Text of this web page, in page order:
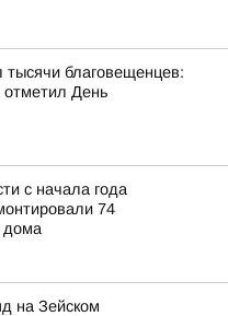
благовещенцев:
отметил День
с начала года
74
дома
на Зейском